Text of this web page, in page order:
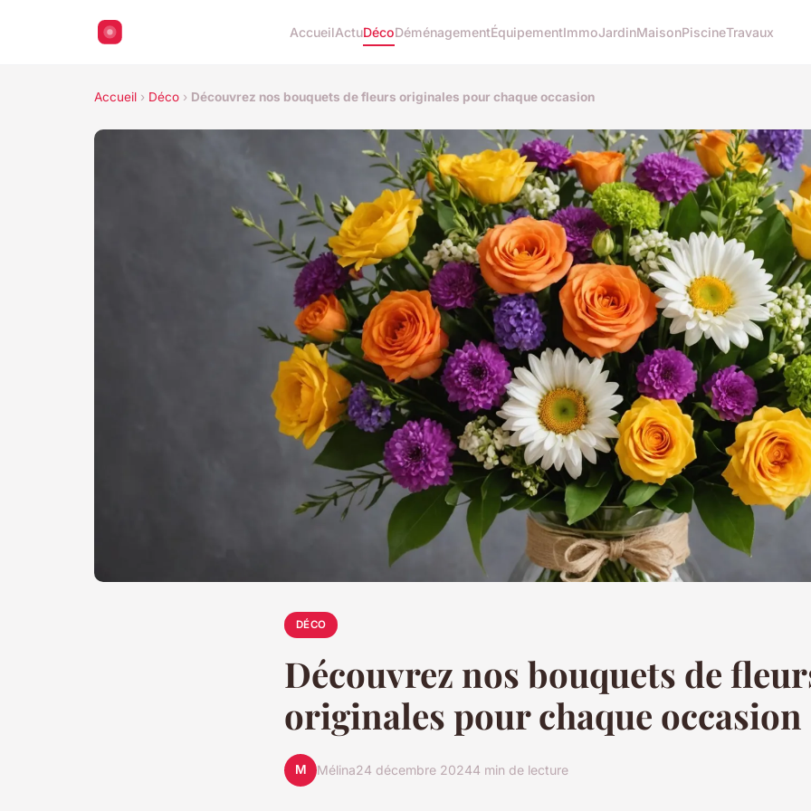
AccueilActuDécoDéménagementÉquipementImmoJardinMaisonPiscineTravaux
Accueil › Déco › Découvrez nos bouquets de fleurs originales pour chaque occasion
DÉCO
Découvrez nos bouquets de
originales pour chaque occasion
M Mélina24 décembre 20244 min de lecture